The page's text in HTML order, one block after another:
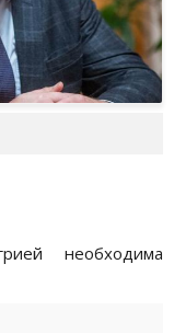
необходима